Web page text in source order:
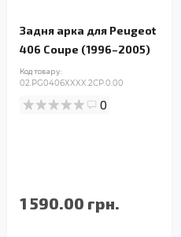
Задня арка для Peugeot
406 Coupe (1996–2005)
Код товару:
02.PG0406XXXX.2CP.0.00
0
1 590.00 грн.